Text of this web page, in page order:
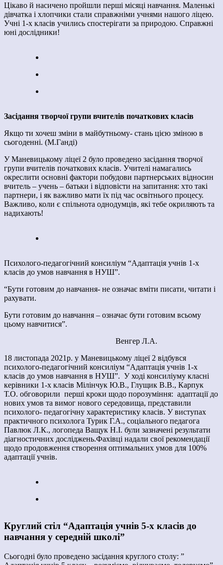
Цікаво й насичено пройшли перші місяці навчання. Маленькі
дівчатка і хлопчики стали справжніми учнями нашого ліцею.
Учні 1-х класів учились спостерігати за природою. Справжні
юні дослідники!
Засідання творчої групи вчителів початкових класів
Якщо ти хочеш зміни в майбутньому- стань цією зміною в
сьогоденні. (М.Ганді)
У Маневицькому ліцеї 2 було проведено засідання творчої
групи вчителів початкових класів. Учителі намагались
окреслити основні фактори побудови партнерських відносин
вчитель – учень – батьки і відповісти на запитання: хто такі
партнери, і як важливо мати їх під час освітнього процесу.
Важливо, коли є спільнота однодумців, які тебе окриляють та
надихають!
Психолого-педагогічний консиліум “Адаптація учнів 1-х
класів до умов навчання в НУШ”.
“Бути готовим до навчання- не означає вміти писати, читати і
рахувати.
Бути готовим до навчання – означає бути готовим всьому
цьому навчитися”.
Венгер Л.А.
18 листопада 2021р. у Маневицькому ліцеї 2 відбувся
психолого-педагогічний консиліум “Адаптація учнів 1-х
класів до умов навчання в НУШ”. У ході консиліуму класні
керівники 1-х класів Мілінчук Ю.В., Глущик В.В., Карпук
Т.О. обговорили перші кроки щодо порозуміння: адаптації до
нових умов та вимог нового середовища, представили
психолого- педагогічну характеристику класів. У виступах
практичного психолога Турик Г.А., соціального педагога
Павлюк Л.К., логопеда Ващук Н.І. були зазначені результати
діагностичних досліджень.Фахівці надали свої рекомендації
щодо продовження створення оптимальних умов для 100%
адаптації учнів.
Круглий стіл “Адаптація учнів 5-х класів до
навчання у середній школі”
Сьогодні було проведено засідання круглого столу: ”